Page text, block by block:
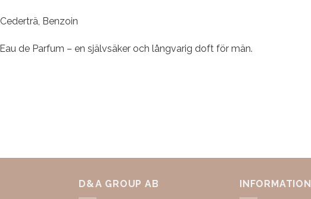
Benzoin
de Parfum – en självsäker och långvarig doft för män.
D&A GROUP AB INFORMATION